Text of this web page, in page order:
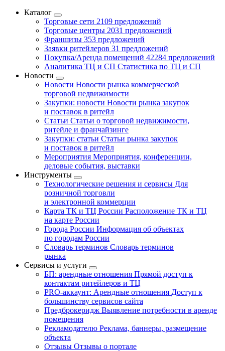
Каталог
Торговые сети 2109 предложений
Торговые центры 2031 предложений
Франшизы 353 предложений
Заявки ритейлеров 31 предложений
Покупка/Аренда помещений 42284 предложений
Аналитика ТЦ и СП Статистика по ТЦ и СП
Новости
Новости Новости рынка коммерческой
торговой недвижимости
Закупки: новости Новости рынка закупок
и поставок в ритейл
Статьи Статьи о торговой недвижимости,
ритейле и франчайзинге
Закупки: статьи Статьи рынка закупок
и поставок в ритейл
Мероприятия Мероприятия, конференции,
деловые события, выставки
Инструменты
Технологические решения и сервисы Для
розничной торговли
и электронной коммерции
Карта ТК и ТЦ России Расположение ТК и ТЦ
на карте России
Города России Информация об объектах
по городам России
Словарь терминов Словарь терминов
рынка
Сервисы и услуги
БП: арендные отношения Прямой доступ к
контактам ритейлеров и ТЦ
PRO-аккаунт: Арендные отношения Доступ к
большинству сервисов сайта
Предброкеридж Выявление потребности в аренде
помещения
Рекламодателю Реклама, баннеры, размещение
объекта
Отзывы Отзывы о портале